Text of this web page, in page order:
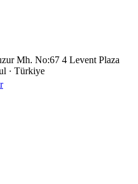
Mh. No:67 4 Levent Plaza
· Türkiye